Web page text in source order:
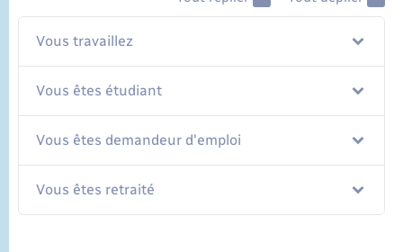
Vous travaillez
Vous êtes étudiant
Vous êtes demandeur d'emploi
Vous êtes retraité